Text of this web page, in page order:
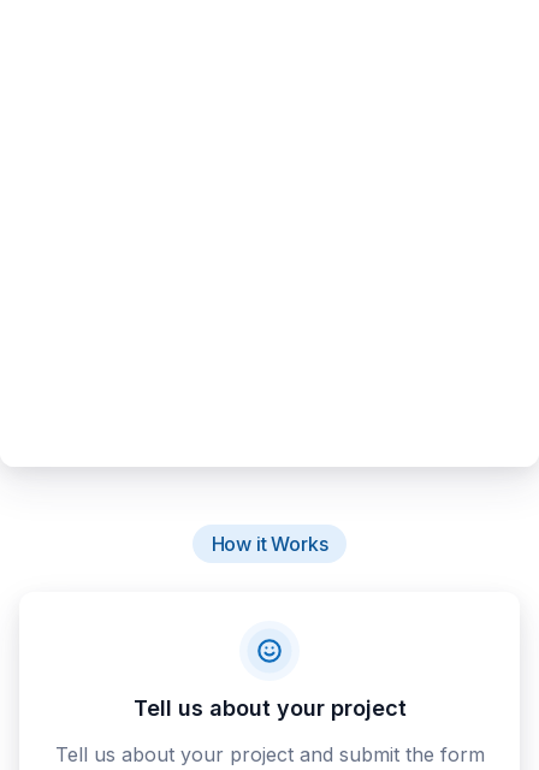
How it Works
Tell us about your project
Tell us about your project and submit the form